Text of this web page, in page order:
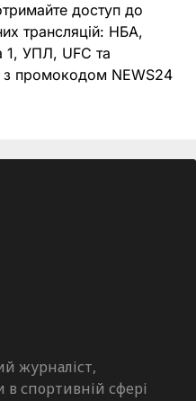
доступ до
трансляцій: НБА,
1, УПЛ, UFC та
з промокодом NEWS24
журналіст,
в спортивній сфері